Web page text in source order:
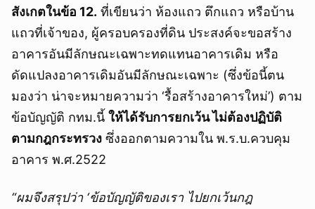
สังเกตในข้อ 12. ที่เขียนว่า ห้องแถว ตึกแถว หรือบ้าน
แถวที่เจ้าของ, ผู้ครอบครองที่ดิน ประสงค์จะขอสร้าง
อาคารอันมีลักษณะเฉพาะทดแทนอาคารเดิม หรือ
ดัดแปลงอาคารเดิมอันมีลักษณะเฉพาะ (ซึ่งข้อนี้ตน
มองว่า น่าจะหมายความว่า ‘รื้อสร้างอาคารใหม่’) ตาม
ข้อบัญญัติ กทม.นี้ ให้ได้รับการยกเว้น ไม่ต้องปฏิบัติ
ตามกฎกระทรวง ซึ่งออกตามความใน พ.ร.บ.ควบคุม
อาคาร พ.ศ.2522
“ผมจึงสรุปว่า ‘ข้อบัญญัติของเรา ไปยกเว้นกฎ